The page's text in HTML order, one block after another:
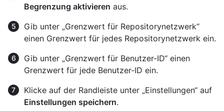
Begrenzung aktivieren aus.
Gib unter „Grenzwert für Repositorynetzwerk“
einen Grenzwert für jedes Repositorynetzwerk ein.
Gib unter „Grenzwert für Benutzer-ID“ einen
Grenzwert für jede Benutzer-ID ein.
Klicke auf der Randleiste unter „Einstellungen“ auf
Einstellungen speichern.